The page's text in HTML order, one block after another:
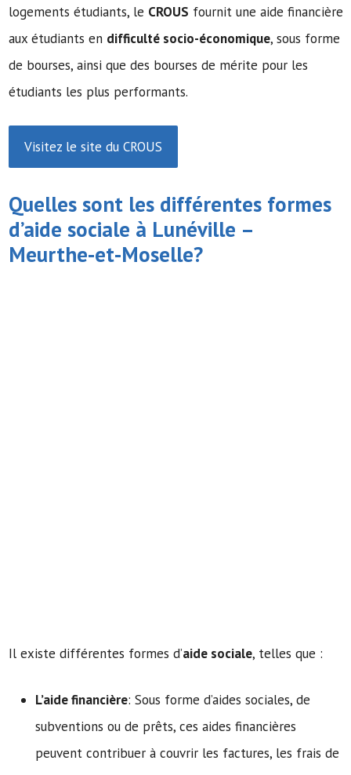
logements étudiants, le CROUS fournit une aide financière
aux étudiants en difficulté socio-économique, sous forme
de bourses, ainsi que des bourses de mérite pour les
étudiants les plus performants.
Visitez le site du CROUS
Quelles sont les différentes formes
d’aide sociale à Lunéville –
Meurthe-et-Moselle?
Il existe différentes formes d’aide sociale, telles que :
L’aide financière: Sous forme d’aides sociales, de
subventions ou de prêts, ces aides financières
peuvent contribuer à couvrir les factures, les frais de